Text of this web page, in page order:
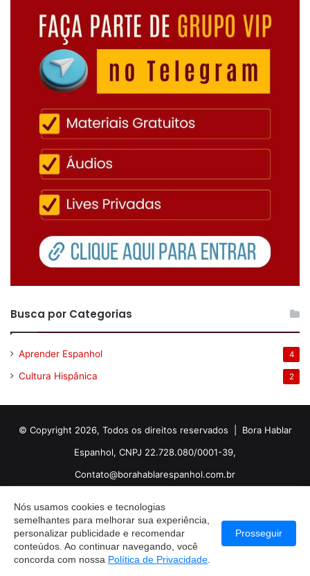
Busca por Categorias
Aprender Espanhol 4
Cultura Hispânica 2
© Copyright 2026, Todos os direitos reservados | Bora Hablar
Espanhol, CNPJ 22.728.080/0001-39,
Contato@borahablarespanhol.com.br
Facebook
X PinterestYouTube
TikTokWhatsApp
RSS Kwai
Nós usamos cookies e tecnologias
semelhantes para melhorar sua experiência,
personalizar publicidade e recomendar
conteúdos. Ao continuar navegando, você
concorda com nossa Política de Privacidade
Prosseguir